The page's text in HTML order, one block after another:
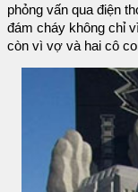
phỏng vấn qua điện
đám cháy không chỉ
còn vì vợ và hai cô